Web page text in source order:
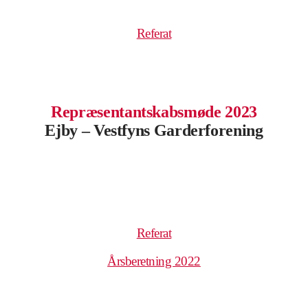
Referat
Repræsentantskabsmøde 2023
Ejby – Vestfyns Garderforening
Referat
Årsberetning 2022